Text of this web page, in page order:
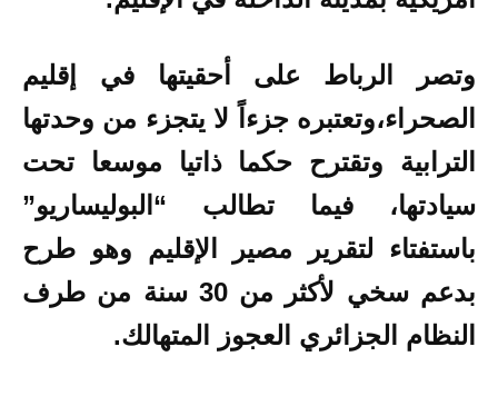
وتصر الرباط على أحقيتها في إقليم
الصحراء،وتعتبره جزءاً لا يتجزء من وحدتها
الترابية وتقترح حكما ذاتيا موسعا تحت
سيادتها، فيما تطالب “البوليساريو”
باستفتاء لتقرير مصير الإقليم وهو طرح
بدعم سخي لأكثر من 30 سنة من طرف
النظام الجزائري العجوز المتهالك.